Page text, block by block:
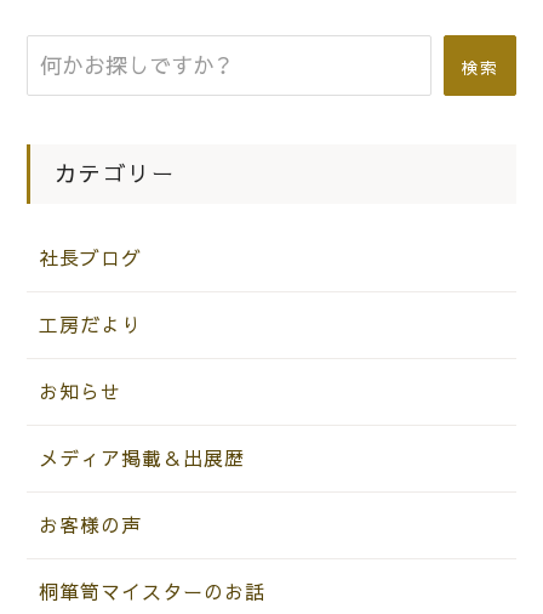
検索
カテゴリー
社長ブログ
工房だより
お知らせ
メディア掲載＆出展歴
お客様の声
桐箪笥マイスターのお話